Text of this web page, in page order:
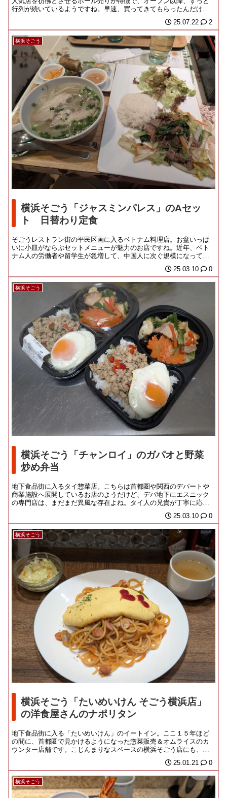
行列が続いているようですね。早速、買ってきてもらったんだけ
25.07.22 2
横浜そごう
横浜そごう「ジャスミンパレス」のAセッ
ト 日替わり定食
そごうレストラン街の平民区画に入るベトナム料理店。お盆いっぱ
いに小皿がならぶセットメニューが魅力のお店ですね。近年、ベト
ナム人の労働者や留学生が急増して、中国人に次ぐ規模になってい
25.03.10 0
横浜そごう
横浜そごう「チャンロイ」のガパオと野菜
炒め弁当
地下食品街に入るタイ惣菜店。こちらは首都圏や関西のデパートや
商業施設へ展開しているお店のようだけど、デパ地下にエスニック
の専門店は、まだまだ異風な存在よね。タイ人の兄貴が丁寧に応対
25.03.10 0
横浜そごう
横浜そごう「たいめいけん そごう横浜店」
の洋食屋さんのナポリタン
地下食品街に入る「たいめいけん」のイートイン。ここ１５年ほど
の間に、首都圏で見かけるようになった惣菜販売＆オムライスのカ
ウンター店舗です。こじんまりなスペースの横浜そごう店にも、ち
25.01.21 0
横浜そごう